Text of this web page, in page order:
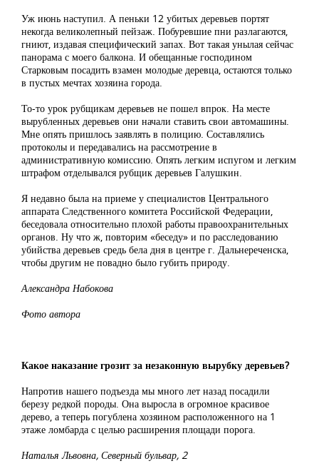
Уж июнь наступил. А пеньки 12 убитых деревьев портят
некогда великолепный пейзаж. Побуревшие пни разлагаются,
гниют, издавая специфический запах. Вот такая унылая сейчас
панорама с моего балкона. И обещанные господином
Старковым посадить взамен молодые деревца, остаются только
в пустых мечтах хозяина города.
То-то урок рубщикам деревьев не пошел впрок. На месте
вырубленных деревьев они начали ставить свои автомашины.
Мне опять пришлось заявлять в полицию. Составлялись
протоколы и передавались на рассмотрение в
административную комиссию. Опять легким испугом и легким
штрафом отделывался рубщик деревьев Галушкин.
Я недавно была на приеме у специалистов Центрального
аппарата Следственного комитета Российской Федерации,
беседовала относительно плохой работы правоохранительных
органов. Ну что ж, повторим «беседу» и по расследованию
убийства деревьев средь бела дня в центре г. Дальнереченска,
чтобы другим не повадно было губить природу.
Александра Набокова
Фото автора
Какое наказание грозит за незаконную вырубку деревьев?
Напротив нашего подъезда мы много лет назад посадили
березу редкой породы. Она выросла в огромное красивое
дерево, а теперь погублена хозяином расположенного на 1
этаже ломбарда с целью расширения площади порога.
Наталья Львовна, Северный бульвар, 2